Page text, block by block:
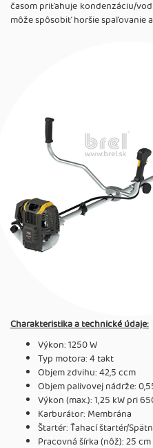
časom priťahuje kondenzáciu/
môže spôsobiť horšie spaľovanie
Charakteristika a technické údaje:
Výkon: 1250 W
Typ motora: 4 takt
Objem zdvihu: 42,5 ccm
Objem palivovej nádrže:
Výkon (max.): 1,25 kW pri
Karburátor: Membrána
Štartér: Ťahací štartér/
Pracovná šírka (nôž): 25 cm